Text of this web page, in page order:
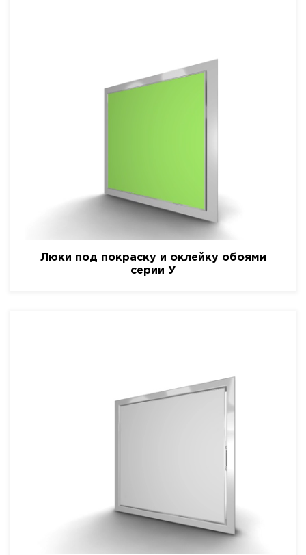
Люки под покраску и оклейку обоями
серии У